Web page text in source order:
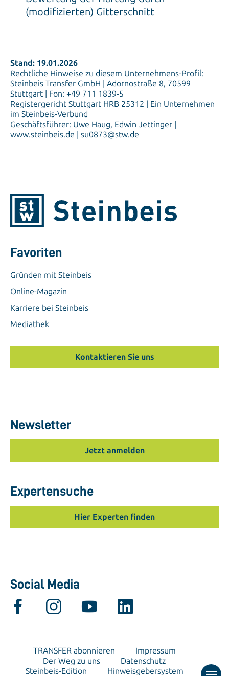
(modifizierten) Gitterschnitt
Stand: 19.01.2026
Rechtliche Hinweise zu diesem Unternehmens-Profil:
Steinbeis Transfer GmbH | Adornostraße 8, 70599
Stuttgart | Fon: +49 711 1839-5
Registergericht Stuttgart HRB 25312 | Ein Unternehmen
im Steinbeis-Verbund
Geschäftsführer: Uwe Haug, Edwin Jettinger |
www.steinbeis.de | su0873@stw.de
Favoriten
Gründen mit Steinbeis
Online-Magazin
Karriere bei Steinbeis
Mediathek
Kontaktieren Sie uns
Newsletter
Jetzt anmelden
Expertensuche
Hier Experten finden
Social Media
TRANSFER abonnieren
Impressum
Der Weg zu uns
Datenschutz
Steinbeis-Edition
Hinweisgebersystem